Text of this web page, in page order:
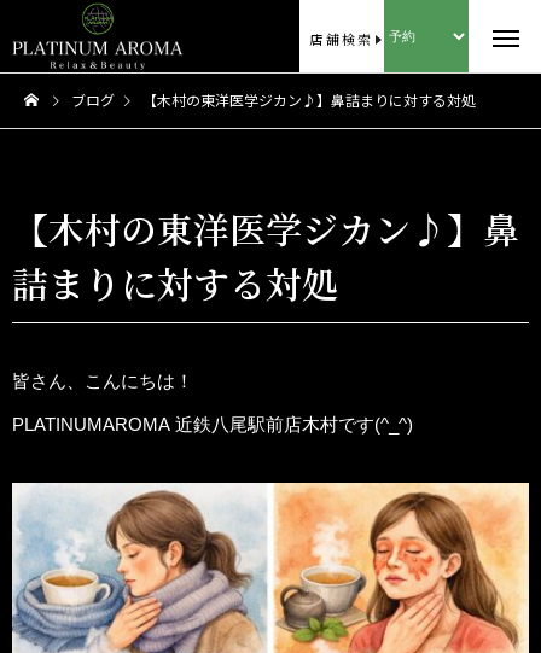
店舗検索
ブログ 【木村の東洋医学ジカン♪】鼻詰まりに対する対処
【木村の東洋医学ジカン♪】鼻
詰まりに対する対処
皆さん、こんにちは！
PLATINUMAROMA 近鉄八尾駅前店木村です(^_^)